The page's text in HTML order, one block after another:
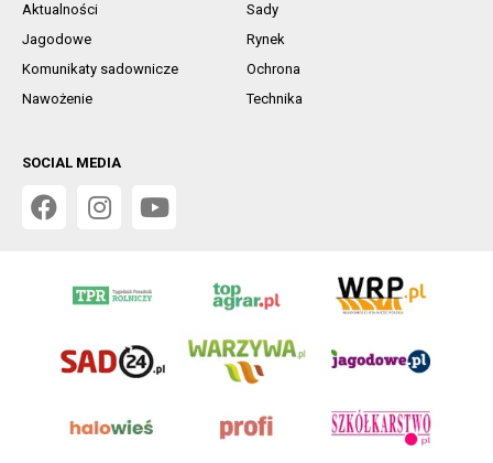
Aktualności
Sady
Jagodowe
Rynek
Komunikaty sadownicze
Ochrona
Nawożenie
Technika
SOCIAL MEDIA